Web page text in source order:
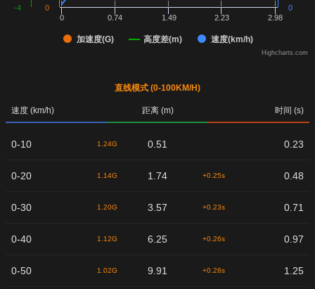
加速度(G) 高度差(m) 速度(km/h)
0 0.74 1.49 2.23 2.98
0
-4 0
Highcharts.com
直线模式 (0-100KM/H)
速度 (km/h) 距离 (m) 时间 (s)
0-10 1.24G 0.51 0.23
0-20 1.14G 1.74 +0.25s 0.48
0-30 1.20G 3.57 +0.23s 0.71
0-40 1.12G 6.25 +0.26s 0.97
0-50 1.02G 9.91 +0.28s 1.25